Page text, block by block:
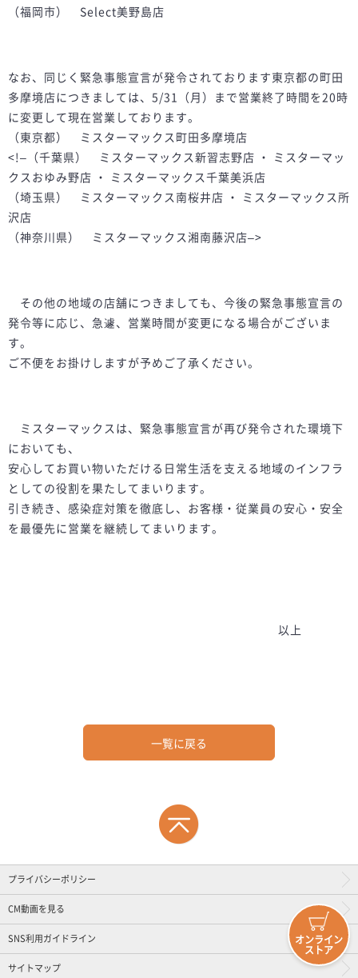
（福岡市） Select美野島店
なお、同じく緊急事態宣言が発令されております東京都の町田
多摩境店につきましては、5/31（月）まで営業終了時間を20時
に変更して現在営業しております。
（東京都） ミスターマックス町田多摩境店
<!–（千葉県） ミスターマックス新習志野店 ・ ミスターマッ
クスおゆみ野店 ・ ミスターマックス千葉美浜店
（埼玉県） ミスターマックス南桜井店 ・ ミスターマックス所
沢店
（神奈川県） ミスターマックス湘南藤沢店–>
その他の地域の店舗につきましても、今後の緊急事態宣言の
発令等に応じ、急遽、営業時間が変更になる場合がございま
す。
ご不便をお掛けしますが予めご了承ください。
ミスターマックスは、緊急事態宣言が再び発令された環境下
においても、
安心してお買い物いただける日常生活を支える地域のインフラ
としての役割を果たしてまいります。
引き続き、感染症対策を徹底し、お客様・従業員の安心・安全
を最優先に営業を継続してまいります。
以上
一覧に戻る
プライバシーポリシー
CM動画を見る
SNS利用ガイドライン
サイトマップ
オンライン
ストア